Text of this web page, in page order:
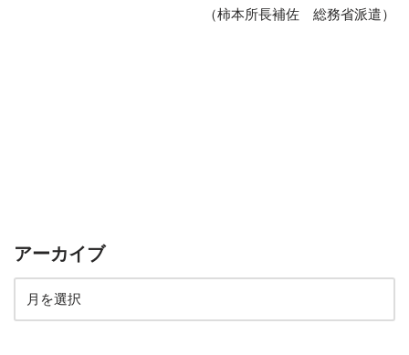
（柿本所長補佐 総務省派遣）
アーカイブ